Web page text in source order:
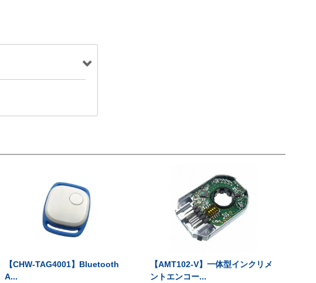
【CHW-TAG4001】Bluetooth
A...
【AMT102-V】一体型インクリメ
ントエンコー...